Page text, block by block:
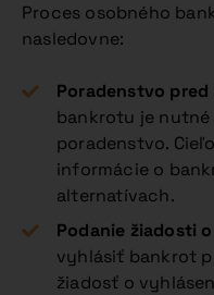
Proces osobného
nasledovne:
Poradenstvo
bankrotu je
poradenstvo.
informácie o
alternatívach.
Podanie žiadosti
vyhlásiť bankrot
žiadosť o